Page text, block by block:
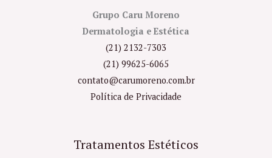
Grupo Caru Moreno
Dermatologia e Estética
(21) 2132-7303
(21) 99625-6065
contato@carumoreno.com.br
Política de Privacidade
Tratamentos Estéticos